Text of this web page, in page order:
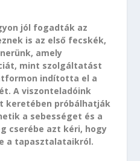
jól fogadták az
is az első fecskék,
amely
mint szolgáltatást
indította el a
A viszonteladóink
keretében próbálhatják
a sebességet és a
cserébe azt kéri, hogy
a tapasztalataikról.